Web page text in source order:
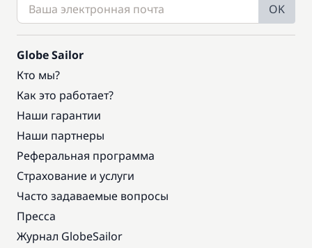
OK
Globe Sailor
Кто мы?
Как это работает?
Наши гарантии
Наши партнеры
Реферальная программа
Страхование и услуги
Часто задаваемые вопросы
Пресса
Журнал GlobeSailor